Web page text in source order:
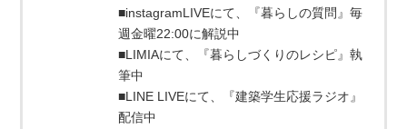
■instagramLIVEにて、『暮らしの質問』毎
週金曜22:00に解説中
■LIMIAにて、『暮らしづくりのレシピ』執
筆中
■LINE LIVEにて、『建築学生応援ラジオ』
配信中